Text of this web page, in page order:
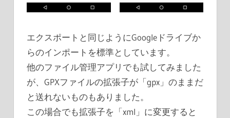
エクスポートと同じようにGoogleドライブか
らのインポートを標準としています。
他のファイル管理アプリでも試してみました
が、GPXファイルの拡張子が「gpx」のままだ
と送れないものもありました。
この場合でも拡張子を「xml」に変更すると